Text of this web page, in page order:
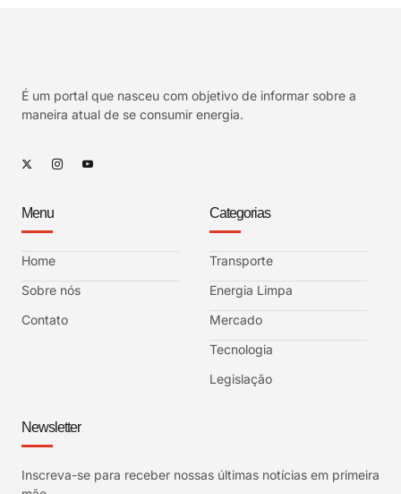
É um portal que nasceu com objetivo de informar sobre a
maneira atual de se consumir energia.
Menu
Home
Sobre nós
Contato
Categorias
Transporte
Energia Limpa
Mercado
Tecnologia
Legislação
Newsletter
Inscreva-se para receber nossas últimas notícias em primeira